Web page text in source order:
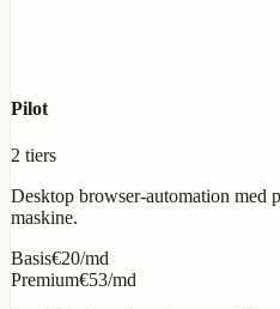
Pilot
2 tiers
Desktop browser-automation
maskine.
Basis€20/md
Premium€53/md